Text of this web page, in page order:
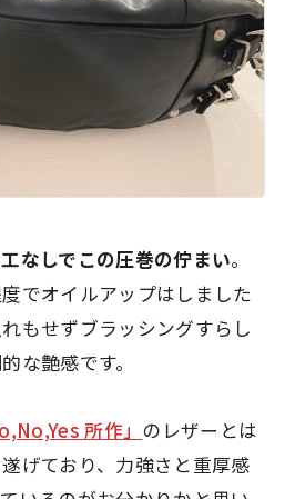
なしでこの圧巻の佇まい。
でオイルアップはしました
もせずブラッシングすらし
な艶感です。
所作」 のレザーとは
げており、力強さと重厚感